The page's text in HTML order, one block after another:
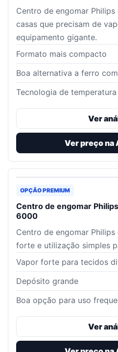
Centro de engomar
casas que precisam de
equipamento gigante.
Formato mais compacto
Boa alternativa a ferro
Tecnologia de
Ver
Ver preço na
OPÇÃO PREMIUM
Centro de engomar
6000
Centro de engomar
forte e utilização simples
Vapor forte para tecidos
Depósito grande
Boa opção para uso
Ver